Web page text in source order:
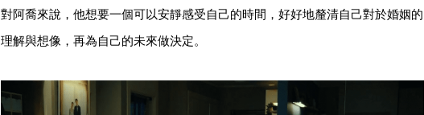
對阿喬來說，他想要一個可以安靜感受自己的時間，好好地釐清自己對於婚姻的
理解與想像，再為自己的未來做決定。